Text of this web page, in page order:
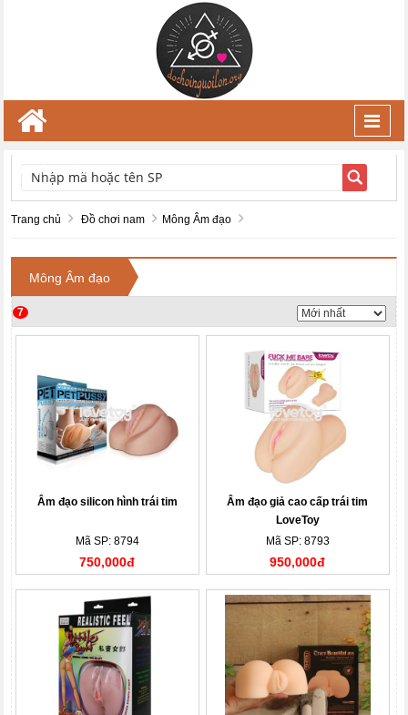
TÌM KIẾM
Trang chủ Đồ chơi nam Mông Âm đạo
Mông Âm đạo
7
Âm đạo silicon hình trái tim
Mã SP: 8794
750,000đ
Âm đạo giả cao cấp trái tim
LoveToy
Mã SP: 8793
950,000đ